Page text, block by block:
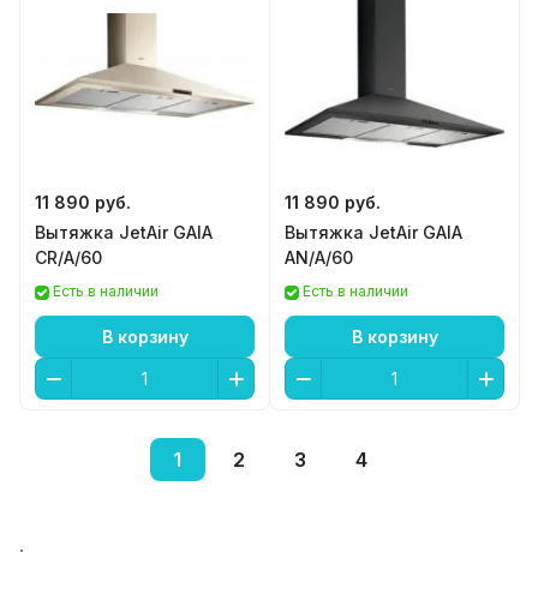
11 890 руб.
Вытяжка JetAir GAIA
CR/A/60
Есть в наличии
В корзину
11 890 руб.
Вытяжка JetAir GAIA
AN/A/60
Есть в наличии
В корзину
1 2 3 4
.